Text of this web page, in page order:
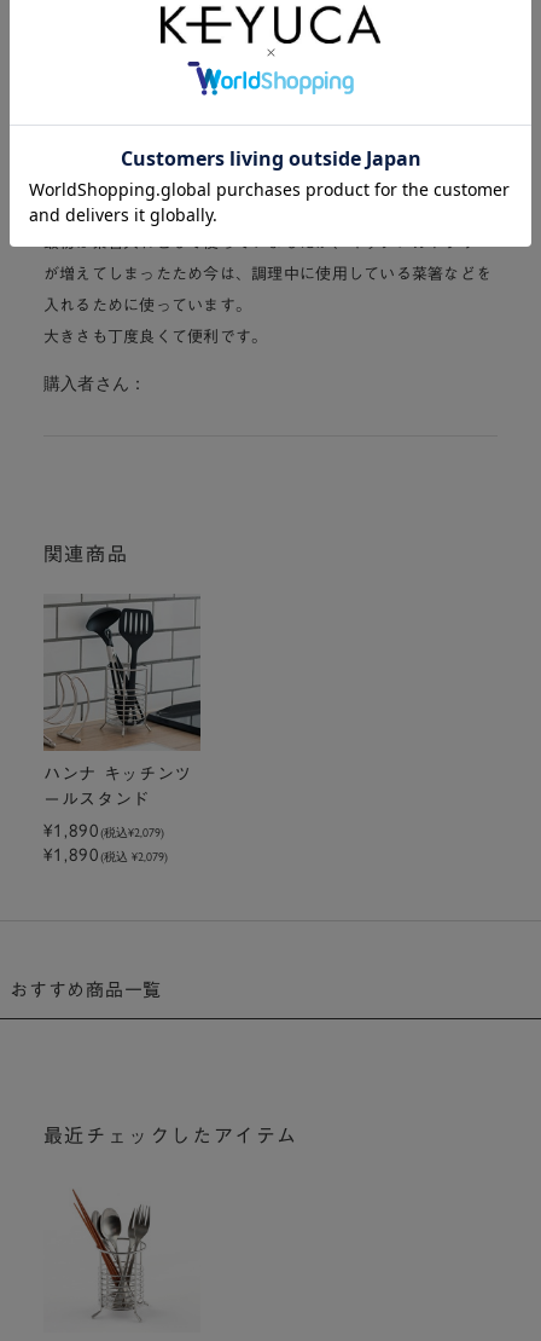
大切に長く使わせて頂きますね。
ありがとうございました。(^-^)
にこちゃん
5
が増えてしまったため今は、調理中に使用している菜箸などを
入れるために使っています。
大きさも丁度良くて便利です。
購入者さん：
関連商品
ハンナ キッチンツ
ールスタンド
¥1,890(税込¥2,079)
¥1,890(税込 ¥2,079)
おすすめ商品一覧
最近チェックしたアイテム